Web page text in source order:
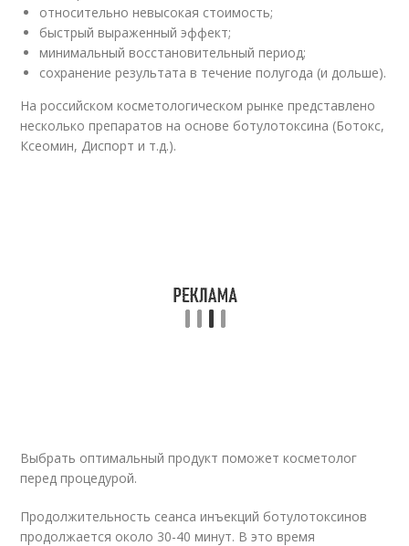
относительно невысокая стоимость;
быстрый выраженный эффект;
минимальный восстановительный период;
сохранение результата в течение полугода (и дольше).
На российском косметологическом рынке представлено
несколько препаратов на основе ботулотоксина (Ботокс,
Ксеомин, Диспорт и т.д.).
Выбрать оптимальный продукт поможет косметолог
перед процедурой.
Продолжительность сеанса инъекций ботулотоксинов
продолжается около 30-40 минут. В это время